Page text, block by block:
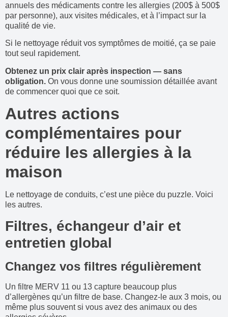
annuels des médicaments contre les allergies (200$ à 500$
par personne), aux visites médicales, et à l’impact sur la
qualité de vie.
Si le nettoyage réduit vos symptômes de moitié, ça se paie
tout seul rapidement.
Obtenez un prix clair après inspection — sans
obligation. On vous donne une soumission détaillée avant
de commencer quoi que ce soit.
Autres actions
complémentaires pour
réduire les allergies à la
maison
Le nettoyage de conduits, c’est une pièce du puzzle. Voici
les autres.
Filtres, échangeur d’air et
entretien global
Changez vos filtres régulièrement
Un filtre MERV 11 ou 13 capture beaucoup plus
d’allergènes qu’un filtre de base. Changez-le aux 3 mois, ou
même plus souvent si vous avez des animaux ou des